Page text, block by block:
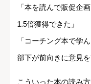
「本を読んで販促企
1.5倍獲得できた」
「コーチング本で学
部下が前向きに意見
こういった本の読み